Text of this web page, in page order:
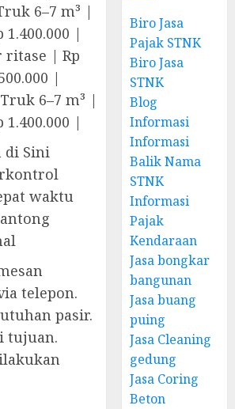
6–7 m³ |
1.400.000 |
ritase | Rp
|
6–7 m³ |
1.400.000 |
di Sini
waktu
telepon.
pasir.
tujuan.
Biro Jasa
Pajak STNK
Biro Jasa
STNK
Blog
Informasi
Informasi
Balik Nama
STNK
Informasi
Pajak
Kendaraan
Jasa bongkar
bangunan
Jasa buang
puing
Jasa Cleaning
gedung
Jasa Coring
Beton